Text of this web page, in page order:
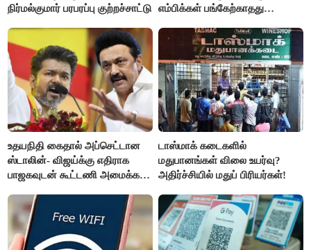
நிர்மல்குமார் பரபரப்பு குற்றச்சாட்டு
எம்பிக்கள் பங்கேற்காதது
உதயநிதி கைதால் அப்செட்டான
ஸ்டாலின்- விஜய்க்கு எதிராக
பாஜகவுடன் கூட்டணி அமைக்க
டாஸ்மாக் கடைகளில்
மதுபானங்கள் விலை உயர்வு?
அதிர்ச்சியில் மதுப் பிரியர்கள்!